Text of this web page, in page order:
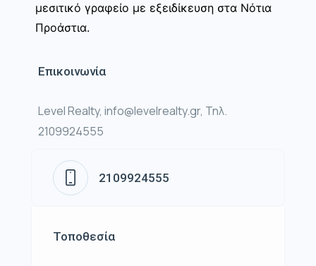
μεσιτικό γραφείο με εξειδίκευση στα Νότια
Προάστια.
Επικοινωνία
Level Realty, info@levelrealty.gr, Τηλ.
2109924555
2109924555
Τοποθεσία